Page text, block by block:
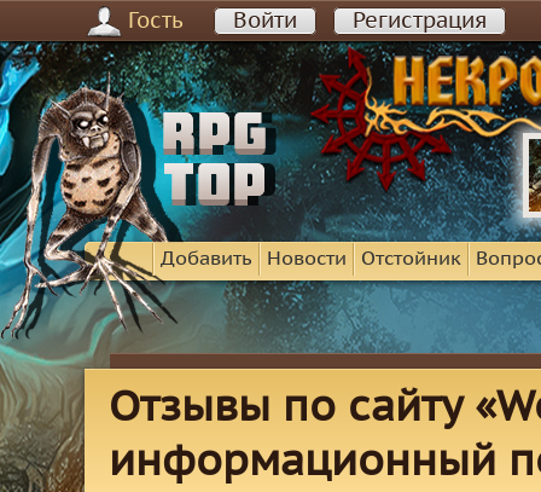
Гость Войти Регистрация
Добавить Новости Отстойник
Отзывы по сайту
информационный